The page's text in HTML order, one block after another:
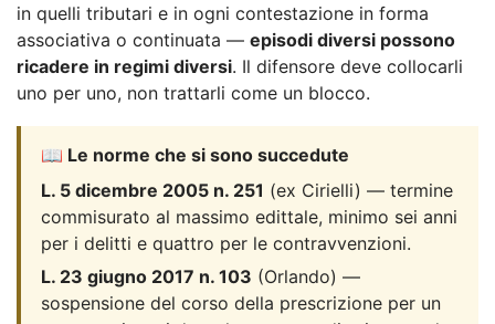
in quelli tributari e in ogni contestazione in forma
associativa o continuata — episodi diversi possono
ricadere in regimi diversi. Il difensore deve collocarli
uno per uno, non trattarli come un blocco.
📖 Le norme che si sono succedute
L. 5 dicembre 2005 n. 251 (ex Cirielli) — termine
commisurato al massimo edittale, minimo sei anni
per i delitti e quattro per le contravvenzioni.
L. 23 giugno 2017 n. 103 (Orlando) —
sospensione del corso della prescrizione per un